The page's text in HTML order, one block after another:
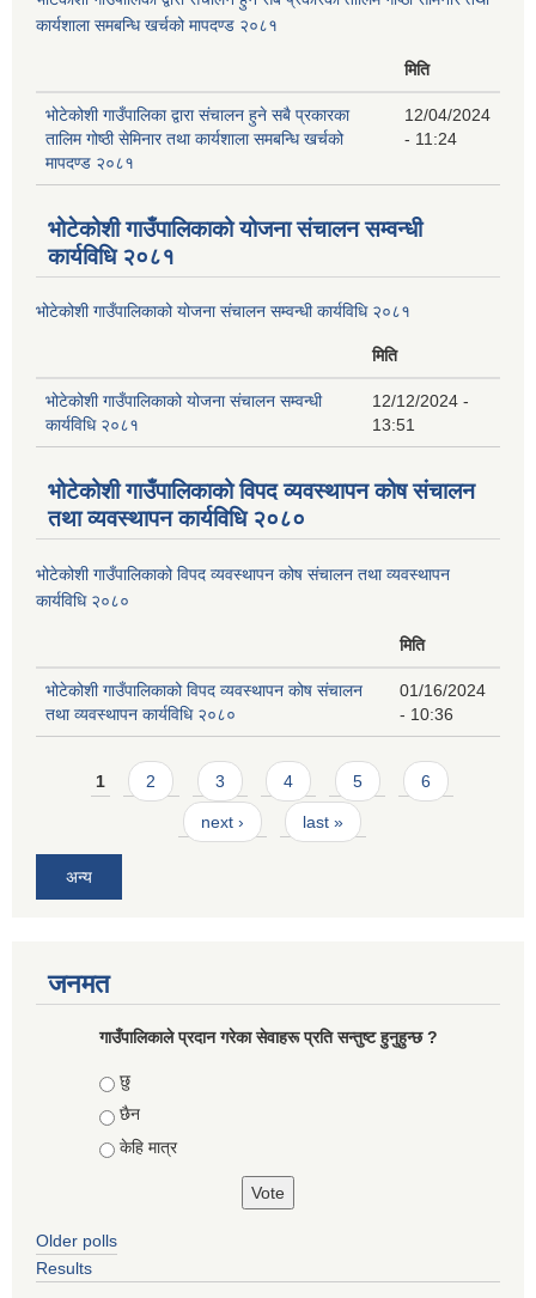
कार्यशाला समबन्धि खर्चको मापदण्ड २०८१
मिति
भोटेकोशी गाउँपालिका द्वारा संचालन हुने सबै प्रकारका
तालिम गोष्ठी सेमिनार तथा कार्यशाला समबन्धि खर्चको
मापदण्ड २०८१
12/04/2024
- 11:24
भोटेकोशी गाउँपालिकाको योजना संचालन सम्वन्धी
कार्यविधि २०८१
भोटेकोशी गाउँपालिकाको योजना संचालन सम्वन्धी कार्यविधि २०८१
मिति
भोटेकोशी गाउँपालिकाको योजना संचालन सम्वन्धी
कार्यविधि २०८१
12/12/2024 -
13:51
भोटेकोशी गाउँपालिकाको विपद व्यवस्थापन कोष संचालन
तथा व्यवस्थापन कार्यविधि २०८०
भोटेकोशी गाउँपालिकाको विपद व्यवस्थापन कोष संचालन तथा व्यवस्थापन
कार्यविधि २०८०
मिति
भोटेकोशी गाउँपालिकाको विपद व्यवस्थापन कोष संचालन
तथा व्यवस्थापन कार्यविधि २०८०
01/16/2024
- 10:36
Pages
1 2 3 4 5 6
next › last »
अन्य
जनमत
गाउँपालिकाले प्रदान गरेका सेवाहरू प्रति सन्तुष्ट हुनुहुन्छ ?
Choices
छु
छैन
केहि मात्र
Older polls
Results